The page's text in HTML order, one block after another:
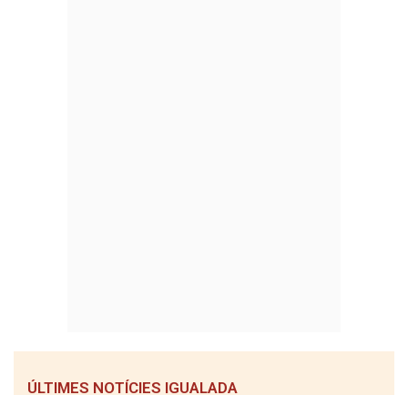
ÚLTIMES NOTÍCIES IGUALADA